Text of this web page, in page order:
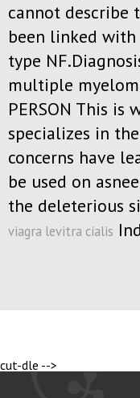
cannot describe
been linked
type
multiple
PERSON This
specializes in
concerns have
be used on
the deleterious
viagra levitra cialis
cut-dle -->